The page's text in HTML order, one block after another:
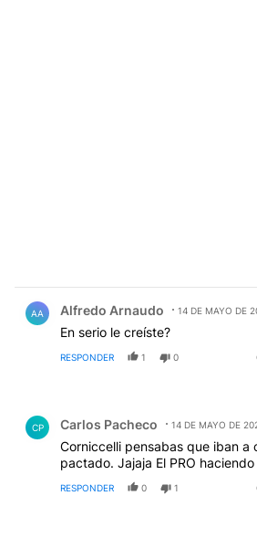
AA Alfredo Arnaudo 14 DE MAYO DE
En serio le creíste?
RESPONDER 1 0
CP Carlos Pacheco 14 DE MAYO DE
Corniccelli pensabas que iban a
pactado. Jajaja El PRO
RESPONDER 0 1